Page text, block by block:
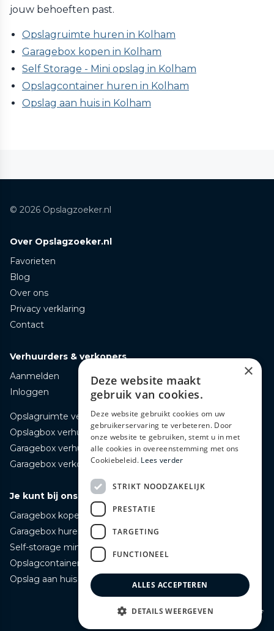
jouw behoeften past.
Opslagruimte huren in Kolham
Garagebox kopen in Kolham
Self Storage - Mini opslag in Kolham
Opslagcontainer huren in Kolham
Opslag aan huis in Kolham
© 2026 Opslagzoeker.nl
Over Opslagzoeker.nl
Favorieten
Blog
Over ons
Privacy verklaring
Contact
Verhuurders & verkopers
Aanmelden
Inloggen
Opslagruimte verhuren
Opslagbox verhuren
Garagebox verhuren
Garagebox verkopen
Je kunt bij ons terecht voor
Garagebox kopen
Garagebox huren
Self-storage mini opslag huren
Opslagcontainer huren
Opslag aan huis bezorgd huren
Naar boven ↑
×
Deze website maakt
gebruik van cookies.
Deze website gebruikt cookies om uw
gebruikerservaring te verbeteren. Door
onze website te gebruiken, stemt u in met
alle cookies in overeenstemming met ons
Cookiebeleid. Lees verder
STRIKT NOODZAKELIJK
PRESTATIE
TARGETING
FUNCTIONEEL
ALLES ACCEPTEREN
DETAILS WEERGEVEN